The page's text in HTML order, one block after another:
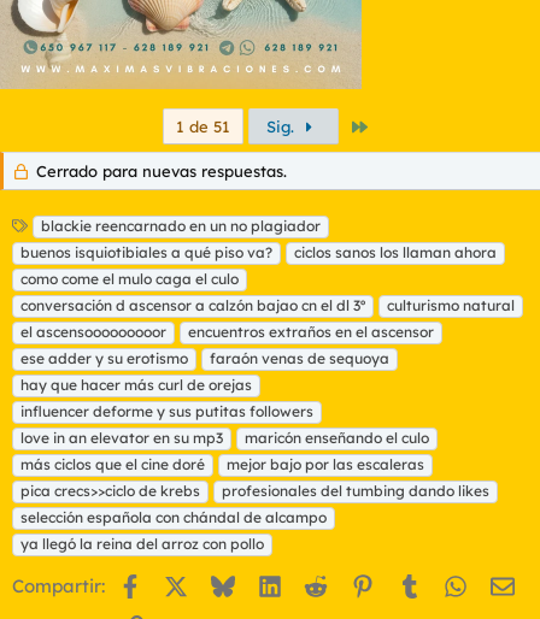
1 de 51 Sig.
Cerrado para nuevas respuestas.
E
t
i
q
u
e
t
a
s
blackie reencarnado en un no plagiador
buenos isquiotibiales a qué piso va?
ciclos sanos los llaman ahora
como come el mulo caga el culo
conversación d ascensor a calzón bajao cn el dl 3º
culturismo natural
el ascensooooooooor
encuentros extraños en el ascensor
ese adder y su erotismo
faraón venas de sequoya
hay que hacer más curl de orejas
influencer deforme y sus putitas followers
love in an elevator en su mp3
maricón enseñando el culo
más ciclos que el cine doré
mejor bajo por las escaleras
pica crecs>>ciclo de krebs
profesionales del tumbing dando likes
selección española con chándal de alcampo
ya llegó la reina del arroz con pollo
Compartir: Facebook BlueskyLinkedIn
Reddit Pinterest
Tumblr